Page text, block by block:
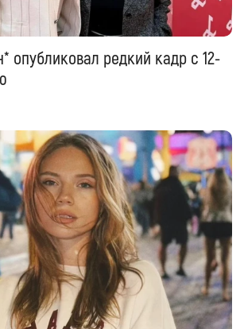
опубликовал редкий кадр с 12-